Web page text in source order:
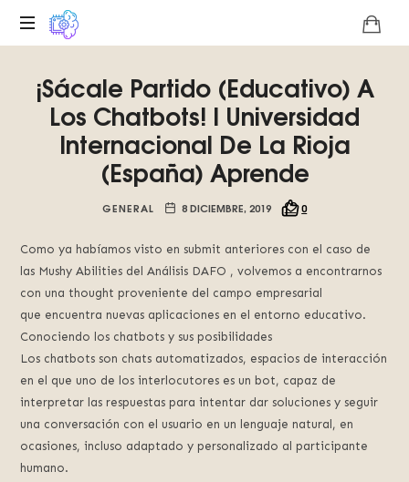
digital
sobre
la
singularidad
tecnológica
Roko,
inteligencia
artificial
del
futuro.
¡Sácale Partido (Educativo) A
Los Chatbots! I Universidad
Internacional De La Rioja
(España) Aprende
GENERAL 8 DICIEMBRE, 2019 0
Como ya habíamos visto en submit anteriores con el caso de
las Mushy Abilities del Análisis DAFO , volvemos a encontrarnos
con una thought proveniente del campo empresarial
que encuentra nuevas aplicaciones en el entorno educativo.
Conociendo los chatbots y sus posibilidades
Los chatbots son chats automatizados, espacios de interacción
en el que uno de los interlocutores es un bot, capaz de
interpretar las respuestas para intentar dar soluciones y seguir
una conversación con el usuario en un lenguaje natural, en
ocasiones, incluso adaptado y personalizado al participante
humano.